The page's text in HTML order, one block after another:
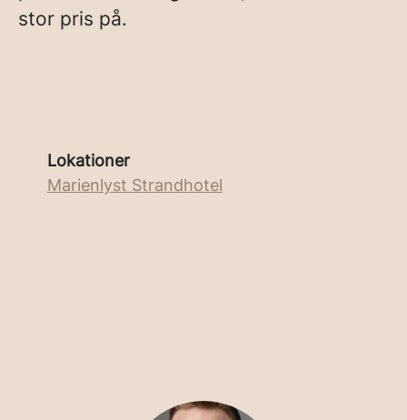
stor pris på.
Lokationer
Marienlyst Strandhotel